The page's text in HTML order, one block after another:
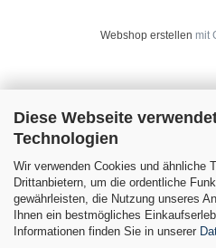
Diese Webseite
Technologien
Wir verwenden Cookies und ähnliche
Drittanbietern, um die ordentliche
gewährleisten, die Nutzung unseres
Ihnen ein bestmögliches
Informationen finden Sie in unserer
Webshop erstellen mit